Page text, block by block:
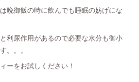
晩御飯の時に飲んでも睡眠の妨げにな
利尿作用があるので必要な水分も御小
。。。
ーをお試しください！